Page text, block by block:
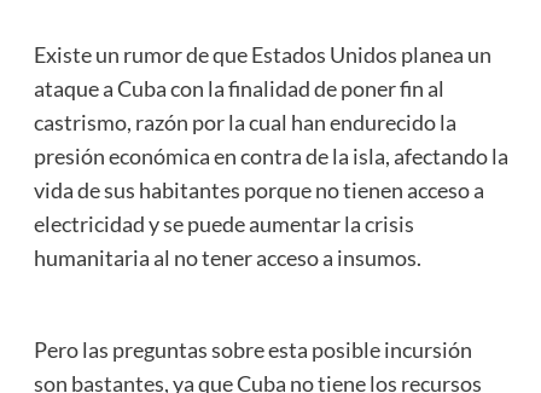
Existe un rumor de que Estados Unidos planea un
ataque a Cuba con la finalidad de poner fin al
castrismo, razón por la cual han endurecido la
presión económica en contra de la isla, afectando la
vida de sus habitantes porque no tienen acceso a
electricidad y se puede aumentar la crisis
humanitaria al no tener acceso a insumos.
Pero las preguntas sobre esta posible incursión
son bastantes, ya que Cuba no tiene los recursos